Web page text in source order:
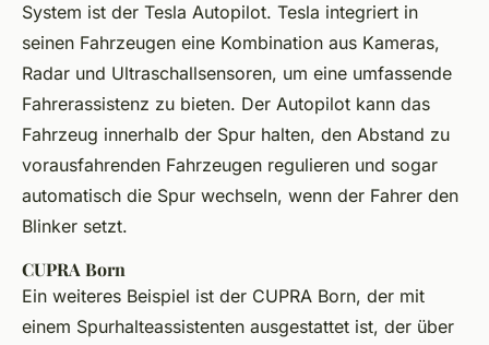
System ist der Tesla Autopilot. Tesla integriert in
seinen Fahrzeugen eine Kombination aus Kameras,
Radar und Ultraschallsensoren, um eine umfassende
Fahrerassistenz zu bieten. Der Autopilot kann das
Fahrzeug innerhalb der Spur halten, den Abstand zu
vorausfahrenden Fahrzeugen regulieren und sogar
automatisch die Spur wechseln, wenn der Fahrer den
Blinker setzt.
CUPRA Born
Ein weiteres Beispiel ist der CUPRA Born, der mit
einem Spurhalteassistenten ausgestattet ist, der über